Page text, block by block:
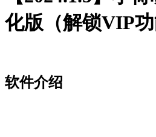
化版（解锁VIP功
软件介绍